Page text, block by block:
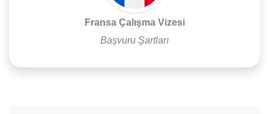
Fransa Çalışma Vizesi
Başvuru Şartları